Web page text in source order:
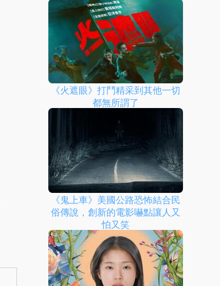
《火遮眼》打鬥精采到其他一切
都無所謂了
《鬼上車》美國公路恐怖結合民
俗傳說，創新的電影嚇點讓人又
怕又笑